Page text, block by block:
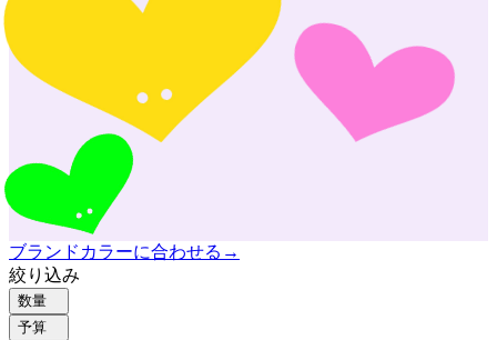
ブランドカラーに合わせる →
絞り込み
数量
予算